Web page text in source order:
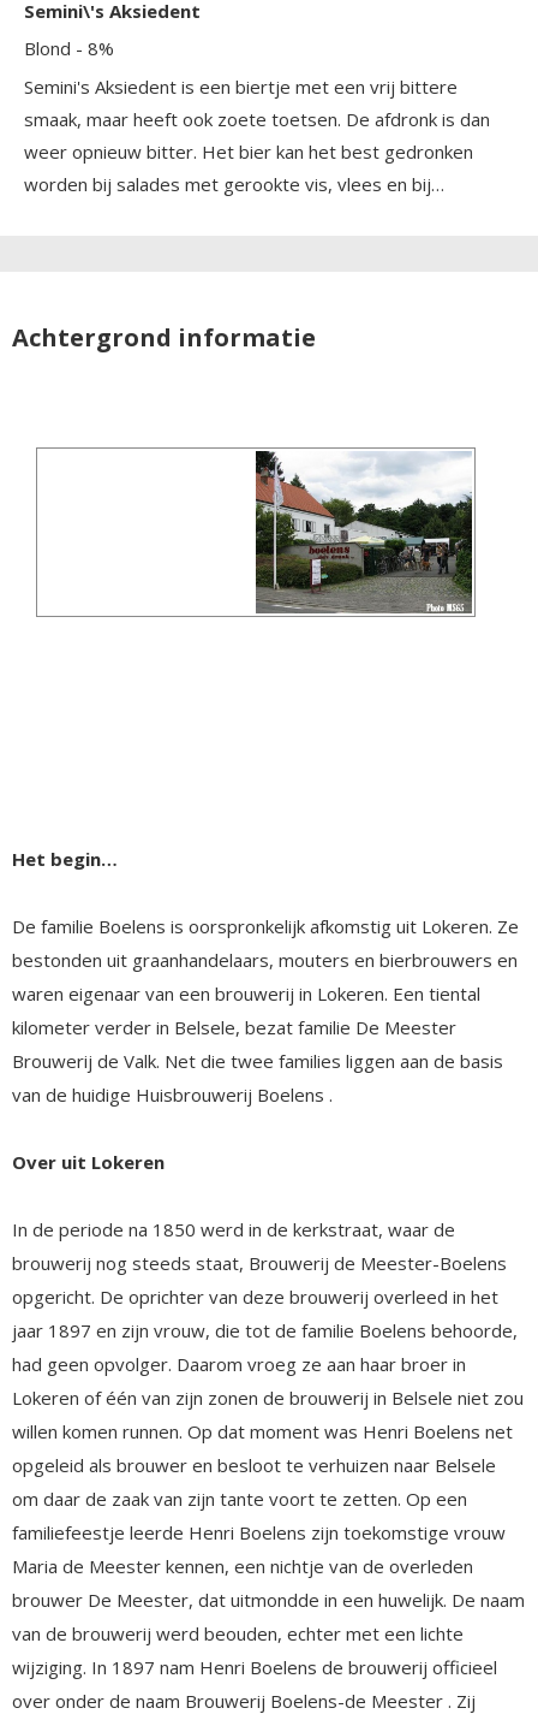
Semini\'s Aksiedent
Blond - 8%
Semini's Aksiedent is een biertje met een vrij bittere
smaak, maar heeft ook zoete toetsen. De afdronk is dan
weer opnieuw bitter. Het bier kan het best gedronken
worden bij salades met gerookte vis, vlees en bij
Achtergrond informatie
Het begin…
De familie Boelens is oorspronkelijk afkomstig uit Lokeren. Ze
bestonden uit graanhandelaars, mouters en bierbrouwers en
waren eigenaar van een brouwerij in Lokeren. Een tiental
kilometer verder in Belsele, bezat familie De Meester
Brouwerij de Valk. Net die twee families liggen aan de basis
van de huidige Huisbrouwerij Boelens .
Over uit Lokeren
In de periode na 1850 werd in de kerkstraat, waar de
brouwerij nog steeds staat, Brouwerij de Meester-Boelens
opgericht. De oprichter van deze brouwerij overleed in het
jaar 1897 en zijn vrouw, die tot de familie Boelens behoorde,
had geen opvolger. Daarom vroeg ze aan haar broer in
Lokeren of één van zijn zonen de brouwerij in Belsele niet zou
willen komen runnen. Op dat moment was Henri Boelens net
opgeleid als brouwer en besloot te verhuizen naar Belsele
om daar de zaak van zijn tante voort te zetten. Op een
familiefeestje leerde Henri Boelens zijn toekomstige vrouw
Maria de Meester kennen, een nichtje van de overleden
brouwer De Meester, dat uitmondde in een huwelijk. De naam
van de brouwerij werd beouden, echter met een lichte
wijziging. In 1897 nam Henri Boelens de brouwerij officieel
over onder de naam Brouwerij Boelens-de Meester . Zij